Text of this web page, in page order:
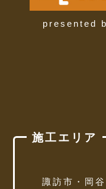
presented
施工エリア
諏訪市・岡